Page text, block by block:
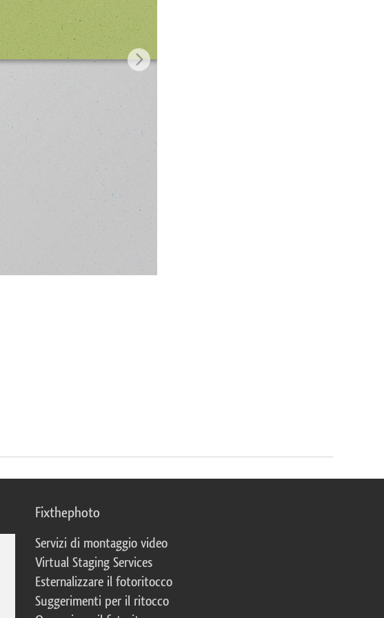
Dati di Addestramento AI Video Editing Services
Fixthephoto
Servizi di montaggio video
Virtual Staging Services
Esternalizzare il fotoritocco
Suggerimenti per il ritocco